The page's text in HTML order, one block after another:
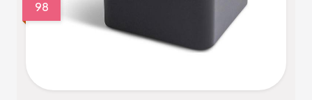
98